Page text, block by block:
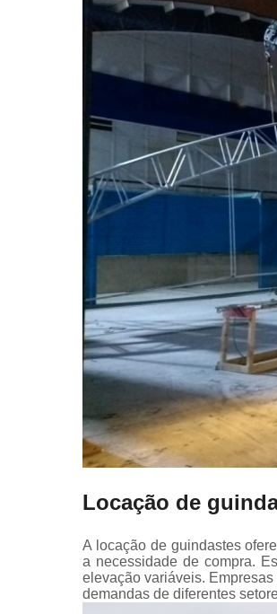
Locação de
A locação de guindastes
a necessidade de compra.
elevação variáveis.
demandas de diferentes